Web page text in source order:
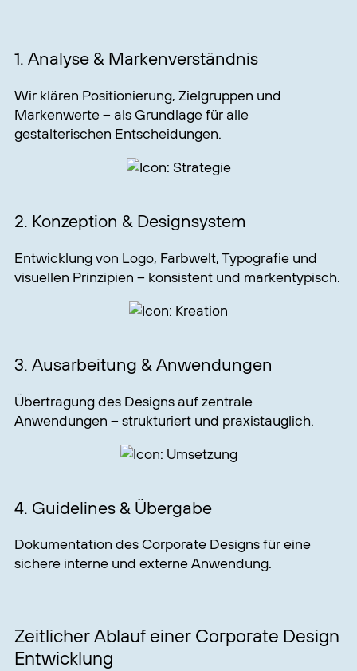
1. Analyse & Markenverständnis
Wir klären Positionierung, Zielgruppen und
Markenwerte – als Grundlage für alle
gestalterischen Entscheidungen.
2. Konzeption & Designsystem
Entwicklung von Logo, Farbwelt, Typografie und
visuellen Prinzipien – konsistent und markentypisch.
3. Ausarbeitung & Anwendungen
Übertragung des Designs auf zentrale
Anwendungen – strukturiert und praxistauglich.
4. Guidelines & Übergabe
Dokumentation des Corporate Designs für eine
sichere interne und externe Anwendung.
Zeitlicher Ablauf einer Corporate Design
Entwicklung